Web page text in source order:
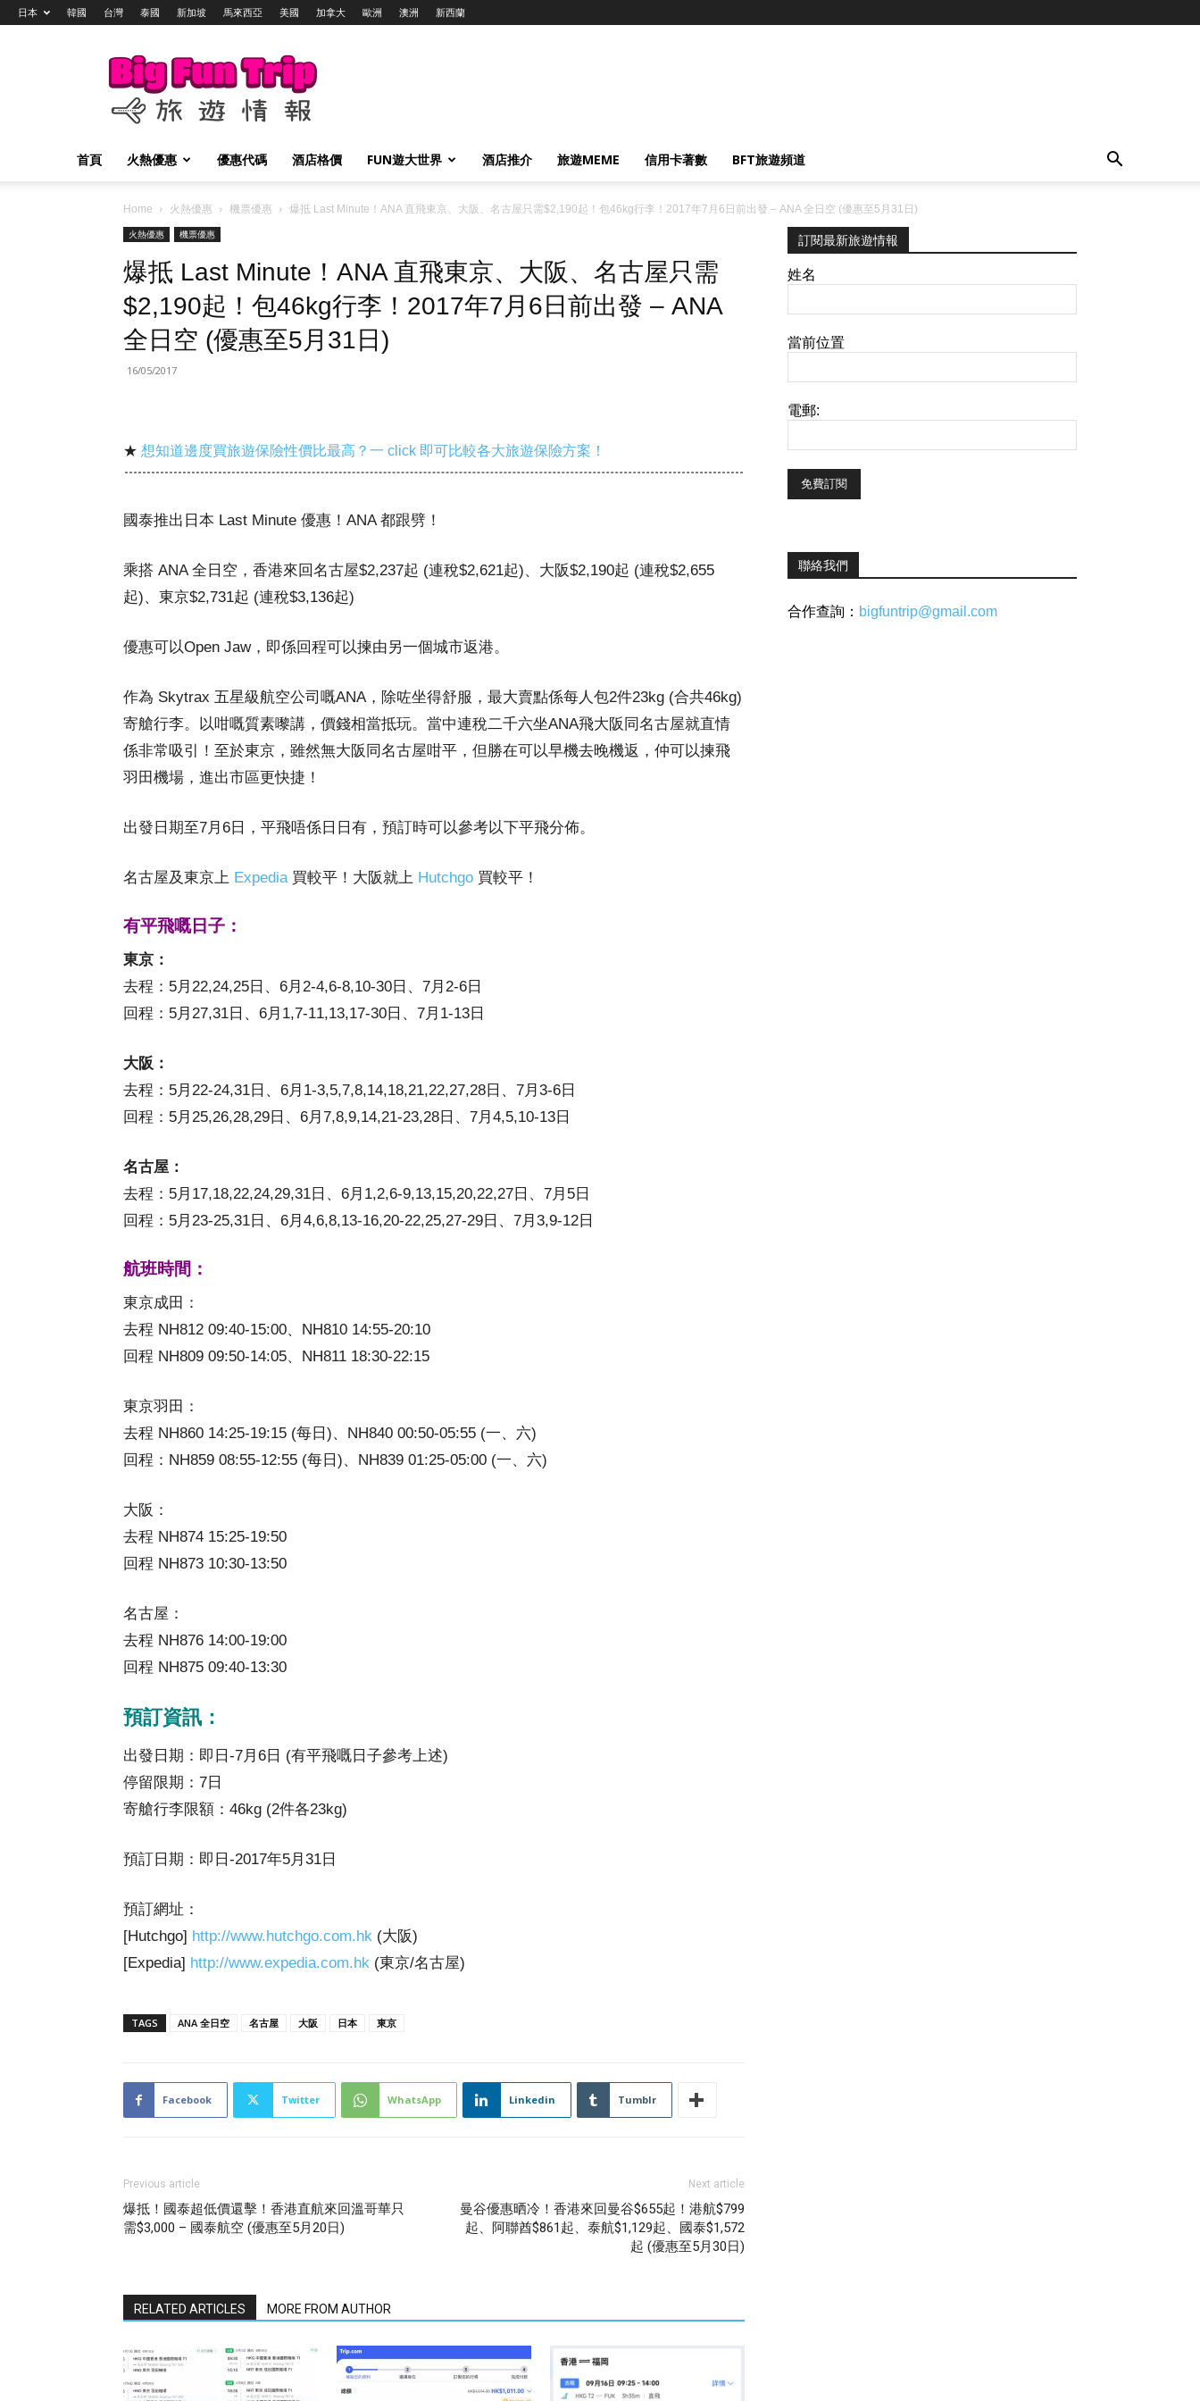
日本 韓國 台灣 泰國 新加坡 馬來西亞 美國 加拿大 歐洲 澳洲 新西蘭
Big
Trip
旅
情
報
首頁 火熱優惠 優惠代碼 酒店格價 FUN遊大世界 酒店推介 旅遊MEME 信用卡著數 BFT旅遊頻道
Home 火熱優惠 機票優惠
爆抵 Last Minute！ANA 直飛東京、大阪、名古屋只需$2,190起！包46kg行李！2017年7月6日前出發 – ANA 全日空 (優惠至5月31日)
火熱優惠
機票優惠
爆抵 Last Minute！ANA 直飛東京、大阪、名古屋只需
$2,190起！包46kg行李！2017年7月6日前出發 – ANA
全日空 (優惠至5月31日)
16/05/2017
★ 想知道邊度買旅遊保險性價比最高？一 click 即可比較各大旅遊保險方案！
國泰推出日本 Last Minute 優惠！ANA 都跟劈！
乘搭 ANA 全日空，香港來回名古屋$2,237起 (連稅$2,621起)、大阪$2,190起 (連稅$2,655
起)、東京$2,731起 (連稅$3,136起)
優惠可以Open Jaw，即係回程可以揀由另一個城市返港。
作為 Skytrax 五星級航空公司嘅ANA，除咗坐得舒服，最大賣點係每人包2件23kg (合共46kg)
寄艙行李。以咁嘅質素嚟講，價錢相當抵玩。當中連稅二千六坐ANA飛大阪同名古屋就直情
係非常吸引！至於東京，雖然無大阪同名古屋咁平，但勝在可以早機去晚機返，仲可以揀飛
羽田機場，進出市區更快捷！
出發日期至7月6日，平飛唔係日日有，預訂時可以參考以下平飛分佈。
名古屋及東京上 Expedia買較平！大阪就上 Hutchgo 買較平！
有平飛嘅日子：
東京：
去程：5月22,24,25日、6月2-4,6-8,10-30日、7月2-6日
回程：5月27,31日、6月1,7-11,13,17-30日、7月1-13日
大阪：
去程：5月22-24,31日、6月1-3,5,7,8,14,18,21,22,27,28日、7月3-6日
回程：5月25,26,28,29日、6月7,8,9,14,21-23,28日、7月4,5,10-13日
名古屋：
去程：5月17,18,22,24,29,31日、6月1,2,6-9,13,15,20,22,27日、7月5日
回程：5月23-25,31日、6月4,6,8,13-16,20-22,25,27-29日、7月3,9-12日
航班時間：
東京成田：
去程 NH812 09:40-15:00、NH810 14:55-20:10
回程 NH809 09:50-14:05、NH811 18:30-22:15
東京羽田：
去程 NH860 14:25-19:15 (每日)、NH840 00:50-05:55 (一、六)
回程：NH859 08:55-12:55 (每日)、NH839 01:25-05:00 (一、六)
大阪：
去程 NH874 15:25-19:50
回程 NH873 10:30-13:50
名古屋：
去程 NH876 14:00-19:00
回程 NH875 09:40-13:30
預訂資訊：
出發日期：即日-7月6日 (有平飛嘅日子參考上述)
停留限期：7日
寄艙行李限額：46kg (2件各23kg)
預訂日期：即日-2017年5月31日
預訂網址：
[Hutchgo] http://www.hutchgo.com.hk (大阪)
[Expedia] http://www.expedia.com.hk (東京/名古屋)
TAGS ANA 全日空 名古屋 大阪 日本 東京
Facebook Twitter WhatsApp Linkedin Tumblr
Previous article
爆抵！國泰超低價還擊！香港直航來回溫哥華只
需$3,000 – 國泰航空 (優惠至5月20日)
Next article
曼谷優惠晒冷！香港來回曼谷$655起！港航$799
起、阿聯酋$861起、泰航$1,129起、國泰$1,572
起 (優惠至5月30日)
RELATED ARTICLES MORE FROM AUTHOR
訂閱最新旅遊情報
姓名
當前位置
電郵:
聯絡我們
合作查詢： bigfuntrip@gmail.com